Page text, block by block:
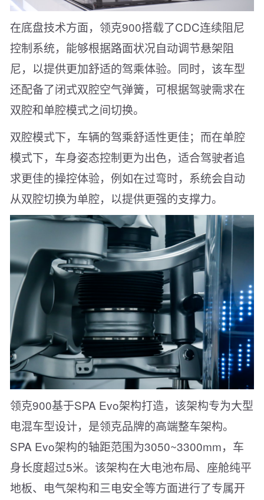
在底盘技术方面，领克900搭载了CDC连续阻尼
控制系统，能够根据路面状况自动调节悬架阻
尼，以提供更加舒适的驾乘体验。同时，该车型
还配备了闭式双腔空气弹簧，可根据驾驶需求在
双腔和单腔模式之间切换。
双腔模式下，车辆的驾乘舒适性更佳；而在单腔
模式下，车身姿态控制更为出色，适合驾驶者追
求更佳的操控体验，例如在过弯时，系统会自动
从双腔切换为单腔，以提供更强的支撑力。
领克900基于SPA Evo架构打造，该架构专为大型
电混车型设计，是领克品牌的高端整车架构。
SPA Evo架构的轴距范围为3050~3300mm，车
身长度超过5米。该架构在大电池布局、座舱纯平
地板、电气架构和三电安全等方面进行了专属开